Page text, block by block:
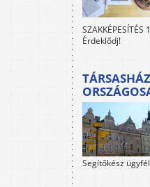
Érdeklődj!
Segítőkész